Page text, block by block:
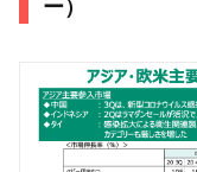
ー）